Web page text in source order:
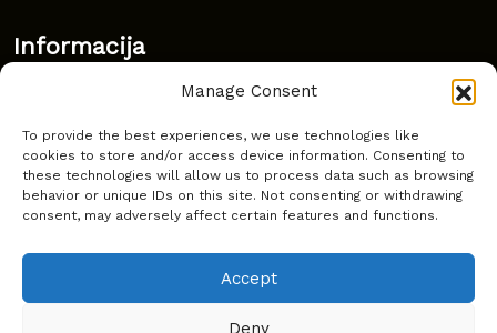
Manage Consent
To provide the best experiences, we use technologies like
cookies to store and/or access device information. Consenting to
these technologies will allow us to process data such as browsing
behavior or unique IDs on this site. Not consenting or withdrawing
consent, may adversely affect certain features and functions.
Accept
Deny
Informacija
Dažnai užduodami klausimai
Kur nusipirkti?
Privatumas